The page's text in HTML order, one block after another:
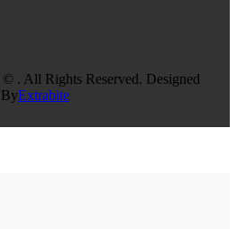
© . All Rights Reserved. Designed
ByExtrabite